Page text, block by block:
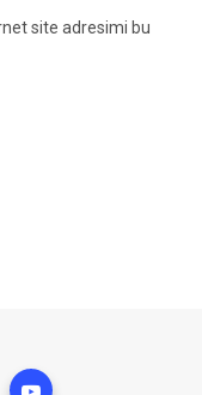
site adresimi bu